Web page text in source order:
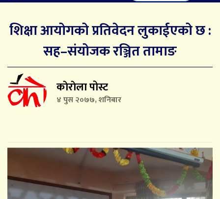
शिक्षा आयोगको प्रतिवेदन लुकाईएको छ :
सह–संयोजक रञ्जित तामाङ
काेराेला पोस्ट
४ पुस २०७७, शनिबार